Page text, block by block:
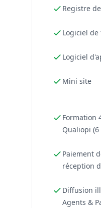
Registre
Logiciel
Logiciel
Mini site
Formation
Qualiopi
Paiement
réception
Diffusion
Agents &